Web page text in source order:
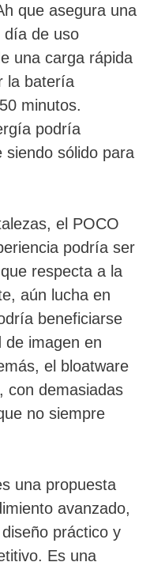
que asegura una
día de uso
una carga rápida
la batería
minutos.
podría
siendo sólido para
el POCO
podría ser
respecta a la
aún lucha en
beneficiarse
de imagen en
el bloatware
con demasiadas
no siempre
una propuesta
avanzado,
práctico y
Es una